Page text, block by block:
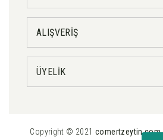
ALIŞVERİŞ
ÜYELİK
Copyright © 2021 comertzeytin.com